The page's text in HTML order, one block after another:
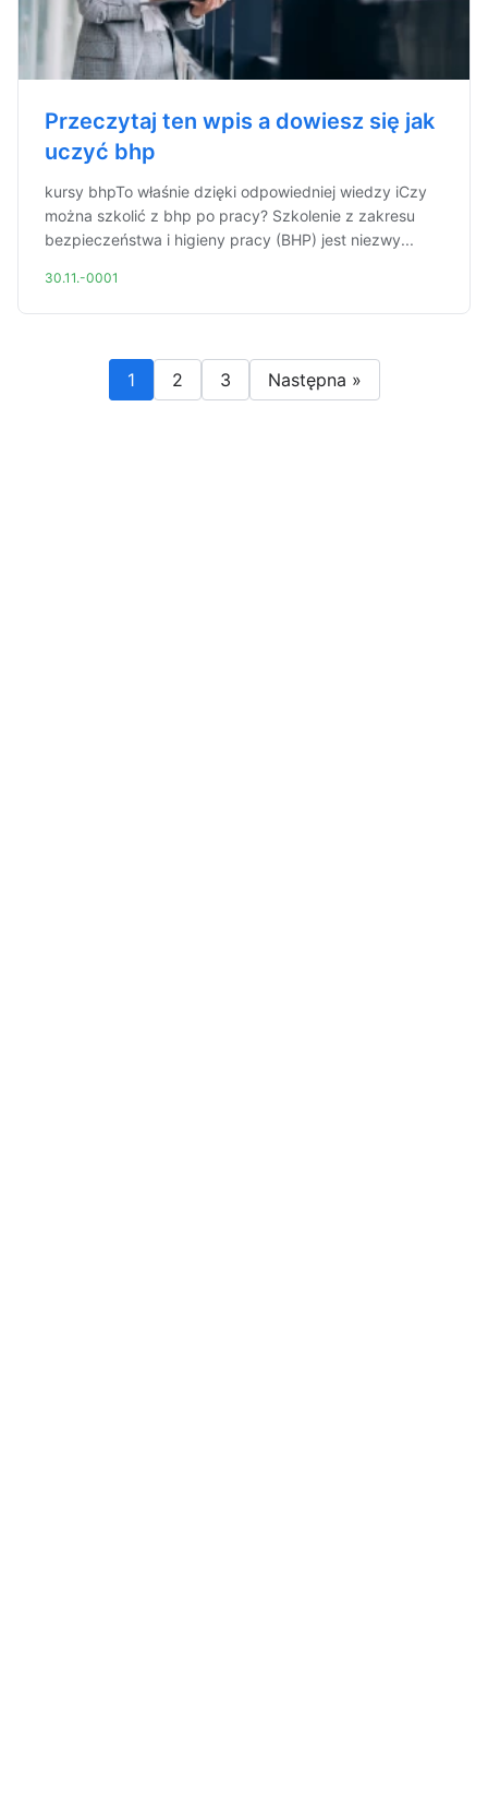
Przeczytaj ten wpis a dowiesz się jak
uczyć bhp
kursy bhpTo właśnie dzięki odpowiedniej wiedzy iCzy
można szkolić z bhp po pracy? Szkolenie z zakresu
bezpieczeństwa i higieny pracy (BHP) jest niezwy...
30.11.-0001
1 2 3 Następna »